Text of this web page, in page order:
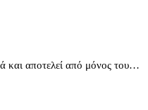
και αποτελεί από μόνος του…